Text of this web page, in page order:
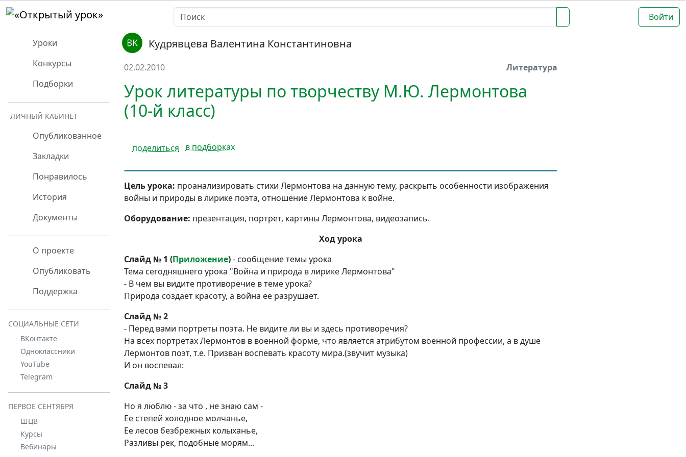
Войти
Уроки
Конкурсы
Подборки
ЛИЧНЫЙ КАБИНЕТ
Опубликованное
Закладки
Понравилось
История
Документы
О проекте
Опубликовать
Поддержка
СОЦИАЛЬНЫЕ СЕТИ
ВКонтакте
Одноклассники
YouTube
Telegram
ПЕРВОЕ СЕНТЯБРЯ
ШЦВ
Курсы
Вебинары
Кудрявцева Валентина Константиновна
02.02.2010 Литература
Урок литературы по творчеству М.Ю. Лермонтова
(10-й класс)
поделиться в подборках
Цель урока: проанализировать стихи Лермонтова на данную тему, раскрыть особенности изображения
войны и природы в лирике поэта, отношение Лермонтова к войне.
Оборудование: презентация, портрет, картины Лермонтова, видеозапись.
Ход урока
Слайд № 1 (Приложение)- сообщение темы урока
Тема сегодняшнего урока "Война и природа в лирике Лермонтова"
- В чем вы видите противоречие в теме урока?
Природа создает красоту, а война ее разрушает.
Слайд № 2
- Перед вами портреты поэта. Не видите ли вы и здесь противоречия?
На всех портретах Лермонтов в военной форме, что является атрибутом военной профессии, а в душе
Лермонтов поэт, т.е. Призван воспевать красоту мира.(звучит музыка)
И он воспевал:
Слайд № 3
Но я люблю - за что , не знаю сам -
Ее степей холодное молчанье,
Ее лесов безбрежных колыханье,
Разливы рек, подобные морям...